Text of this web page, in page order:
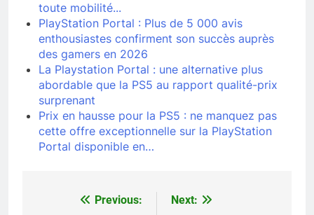
toute mobilité...
PlayStation Portal : Plus de 5 000 avis
enthousiastes confirment son succès auprès
des gamers en 2026
La Playstation Portal : une alternative plus
abordable que la PS5 au rapport qualité-prix
surprenant
Prix en hausse pour la PS5 : ne manquez pas
cette offre exceptionnelle sur la PlayStation
Portal disponible en…
NavigationPrevious:
Next: